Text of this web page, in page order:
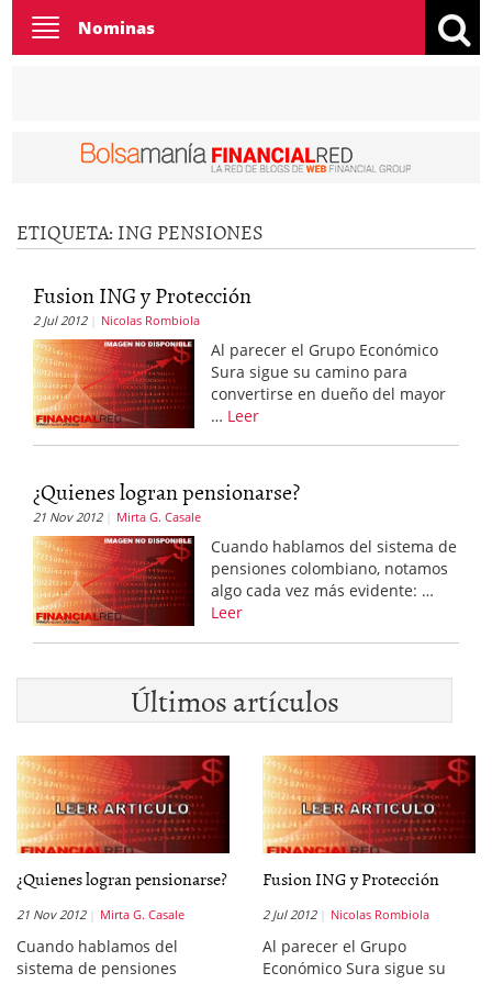
Toggle
navigation
Nominas
ETIQUETA: ING PENSIONES
Fusion ING y Protección
2 Jul 2012 Nicolas Rombiola
Al parecer el Grupo Económico
Sura sigue su camino para
convertirse en dueño del mayor
… Leer
¿Quienes logran pensionarse?
21 Nov 2012 Mirta G. Casale
Cuando hablamos del sistema de
pensiones colombiano, notamos
algo cada vez más evidente: …
Leer
Últimos artículos
¿Quienes logran pensionarse?
21 Nov 2012 Mirta G. Casale
Cuando hablamos del
sistema de pensiones
Fusion ING y Protección
2 Jul 2012 Nicolas Rombiola
Al parecer el Grupo
Económico Sura sigue su